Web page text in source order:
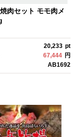
肉セット モモ肉メ
20,233 pt
67,444 円
AB1692